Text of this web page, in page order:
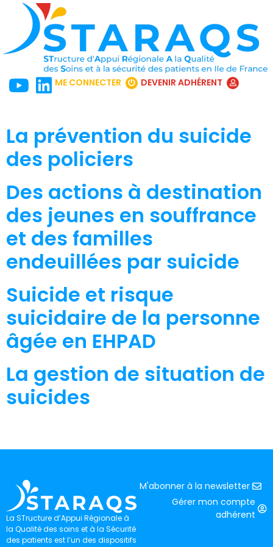
ME CONNECTER DEVENIR ADHÉRENT
La prévention du suicide
des policiers
Des actions à destination
des jeunes en souffrance
et des familles
endeuillées par suicide
Suicide et risque
suicidaire de la personne
âgée en EHPAD
La gestion de situation de
suicides
La STructure d’Appui Régionale à
la Qualité des soins et à la Sécurité
des patients est l’un des dispositifs
M'abonner à la newsletter
Gérer mon compte
adhérent